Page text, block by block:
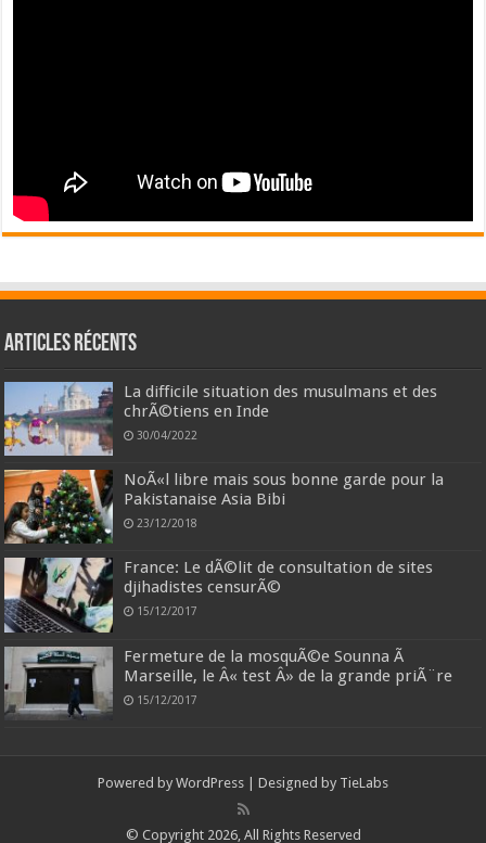
Articles récents
La difficile situation des musulmans et des
chrÃ©tiens en Inde
30/04/2022
NoÃ«l libre mais sous bonne garde pour la
Pakistanaise Asia Bibi
23/12/2018
France: Le dÃ©lit de consultation de sites
djihadistes censurÃ©
15/12/2017
Fermeture de la mosquÃ©e Sounna Ã
Marseille, le Â« test Â» de la grande priÃ¨re
15/12/2017
Powered by WordPress | Designed by TieLabs
© Copyright 2026, All Rights Reserved